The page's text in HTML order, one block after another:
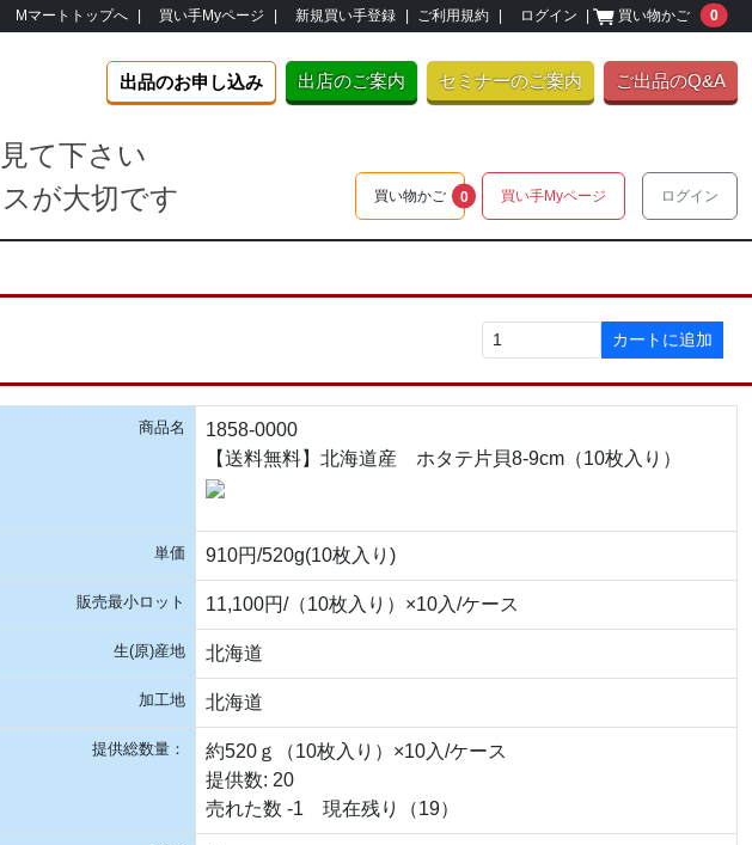
Mマートトップへ 買い手Myページ 新規買い手登録 ご利用規約 ログイン 買い物かご 0
出品のお申し込み 出店のご案内 セミナーのご案内 ご出品のQ&A
て下さい
が大切です
買い物かご 0unread messages
買い手Myページ ログイン
カートに追加
商品名
1858-0000
【送料無料】北海道産 ホタテ片貝8-9cm（10枚入り）
単価 910円/520g(10枚入り)
販売最小ロット 11,100円/（10枚入り）×10入/ケース
生(原)産地 北海道
加工地 北海道
提供総数量：
約520ｇ（10枚入り）×10入/ケース
提供数: 20
売れた数 -1 現在残り（19）